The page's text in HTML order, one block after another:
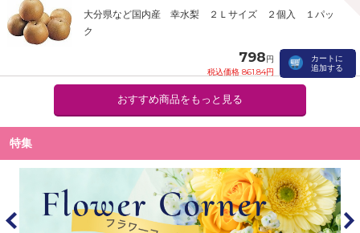
大分県など国内産 幸水梨 ２Ｌサイズ ２個入 １パッ
ク
798円
税込価格 861.84円
カートに
追加する
おすすめ商品をもっと見る
特集